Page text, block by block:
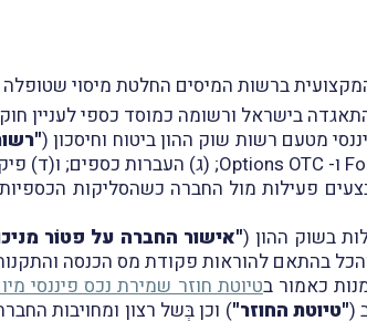
בישראל ורשומה כמוסד כספי לעניין
מטעם רשות שוק ההון ביטוח וחיסכון (
פעילות מול החברה כשהסליקות
בשוק ההון ("אישור החברה על פטוֹר
בהתאם להוראות פקודת מס הכנסה
כאמור בטיוטת חוזר שמירת נכס פיננסי מיום
("טיוטת החוזר") וכן בְּשל רצון ומחויבות